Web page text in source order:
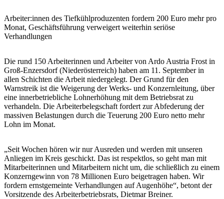
Arbeiter:innen des Tiefkühlproduzenten fordern 200 Euro mehr pro
Monat, Geschäftsführung verweigert weiterhin seriöse
Verhandlungen
Die rund 150 Arbeiterinnen und Arbeiter von Ardo Austria Frost in
Groß-Enzersdorf (Niederösterreich) haben am 11. September in
allen Schichten die Arbeit niedergelegt. Der Grund für den
Warnstreik ist die Weigerung der Werks- und Konzernleitung, über
eine innerbetriebliche Lohnerhöhung mit dem Betriebsrat zu
verhandeln. Die Arbeiterbelegschaft fordert zur Abfederung der
massiven Belastungen durch die Teuerung 200 Euro netto mehr
Lohn im Monat.
„Seit Wochen hören wir nur Ausreden und werden mit unseren
Anliegen im Kreis geschickt. Das ist respektlos, so geht man mit
Mitarbeiterinnen und Mitarbeitern nicht um, die schließlich zu einem
Konzerngewinn von 78 Millionen Euro beigetragen haben. Wir
fordern ernstgemeinte Verhandlungen auf Augenhöhe“, betont der
Vorsitzende des Arbeiterbetriebsrats, Dietmar Breiner.